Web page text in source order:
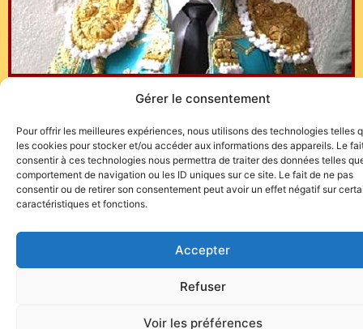
Gérer le consentement
Pour offrir les meilleures expériences, nous utilisons des technologies telles
les cookies pour stocker et/ou accéder aux informations des appareils. Le
consentir à ces technologies nous permettra de traiter des données telles
comportement de navigation ou les ID uniques sur ce site. Le fait de ne pas
consentir ou de retirer son consentement peut avoir un effet négatif sur
caractéristiques et fonctions.
Accepter
Refuser
Voir les préférences
Si l’on n’est pas encore entré dans la période de vœux,
nouvelle pareja…
Site de l'association TOROFIESTA